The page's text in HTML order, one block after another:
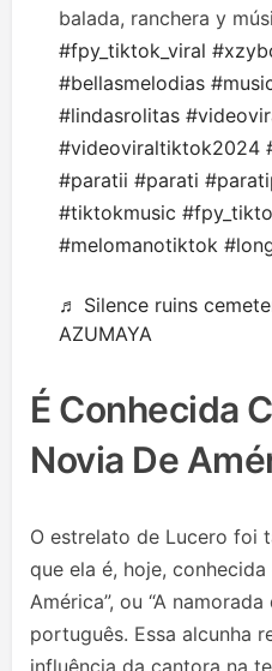
balada, ranchera y
#fpy_tiktok_viral
#bellasmelodias
#lindasrolitas
#videoviraltiktok2024
#paratii #parati
#tiktokmusic
#melomanotiktok
♬ Silence ruins
AZUMAYA
É Conhecida
Novia De
O estrelato de Lucero foi
que ela é, hoje,
América”, ou “A namorada
português. Essa alcunha